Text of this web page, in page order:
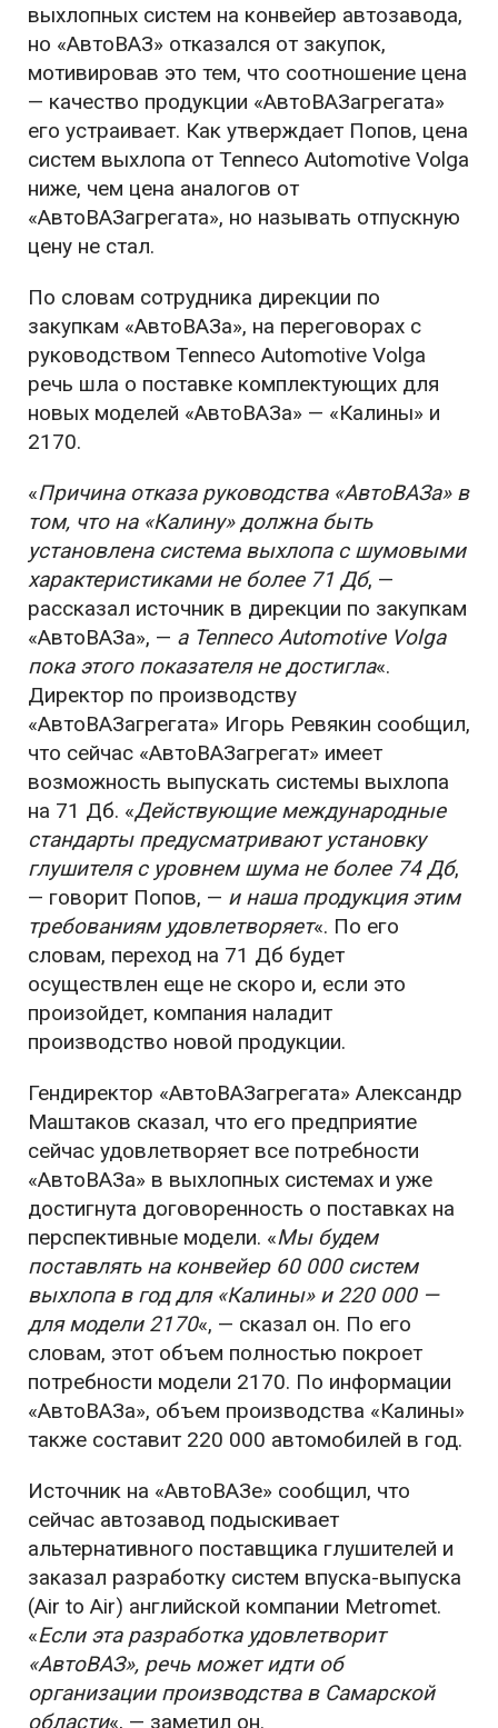
выхлопных систем на конвейер автозавода,
но «АвтоВАЗ» отказался от закупок,
мотивировав это тем, что соотношение цена
— качество продукции «АвтоВАЗагрегата»
его устраивает. Как утверждает Попов, цена
систем выхлопа от Tenneco Automotive Volga
ниже, чем цена аналогов от
«АвтоВАЗагрегата», но называть отпускную
цену не стал.
По словам сотрудника дирекции по
закупкам «АвтоВАЗа», на переговорах с
руководством Tenneco Automotive Volga
речь шла о поставке комплектующих для
новых моделей «АвтоВАЗа» — «Калины» и
2170.
«Причина отказа руководства «АвтоВАЗа» в
том, что на «Калину» должна быть
установлена система выхлопа с шумовыми
характеристиками не более 71 Дб, —
рассказал источник в дирекции по закупкам
«АвтоВАЗа», — а Tenneco Automotive Volga
пока этого показателя не достигла«.
Директор по производству
«АвтоВАЗагрегата» Игорь Ревякин сообщил,
что сейчас «АвтоВАЗагрегат» имеет
возможность выпускать системы выхлопа
на 71 Дб. «Действующие международные
стандарты предусматривают установку
глушителя с уровнем шума не более 74 Дб,
— говорит Попов, — и наша продукция этим
требованиям удовлетворяет«. По его
словам, переход на 71 Дб будет
осуществлен еще не скоро и, если это
произойдет, компания наладит
производство новой продукции.
Гендиректор «АвтоВАЗагрегата» Александр
Маштаков сказал, что его предприятие
сейчас удовлетворяет все потребности
«АвтоВАЗа» в выхлопных системах и уже
достигнута договоренность о поставках на
перспективные модели. «Мы будем
поставлять на конвейер 60 000 систем
выхлопа в год для «Калины» и 220 000 —
для модели 2170«, — сказал он. По его
словам, этот объем полностью покроет
потребности модели 2170. По информации
«АвтоВАЗа», объем производства «Калины»
также составит 220 000 автомобилей в год.
Источник на «АвтоВАЗе» сообщил, что
сейчас автозавод подыскивает
альтернативного поставщика глушителей и
заказал разработку систем впуска-выпуска
(Air to Air) английской компании Metromet.
«Если эта разработка удовлетворит
«АвтоВАЗ», речь может идти об
организации производства в Самарской
области«, — заметил он.